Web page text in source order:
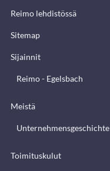
Reimo lehdistössä
Sitemap
Sijainnit
Reimo - Egelsbach
Meistä
Unternehmensgeschichte
Toimituskulut